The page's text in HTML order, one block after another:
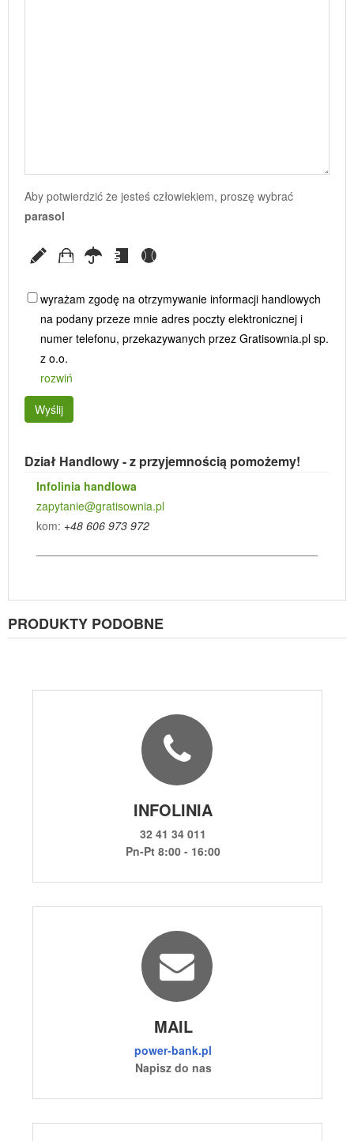
Aby potwierdzić że jesteś człowiekiem, proszę wybrać
parasol
wyrażam zgodę na otrzymywanie informacji handlowych
na podany przeze mnie adres poczty elektronicznej i
numer telefonu, przekazywanych przez Gratisownia.pl sp.
z o.o.
rozwiń
Wyślij
Dział Handlowy - z przyjemnością pomożemy!
Infolinia handlowa
zapytanie@gratisownia.pl
kom: +48 606 973 972
PRODUKTY PODOBNE
INFOLINIA
32 41 34 011
Pn-Pt 8:00 - 16:00
MAIL
power-bank.pl
Napisz do nas